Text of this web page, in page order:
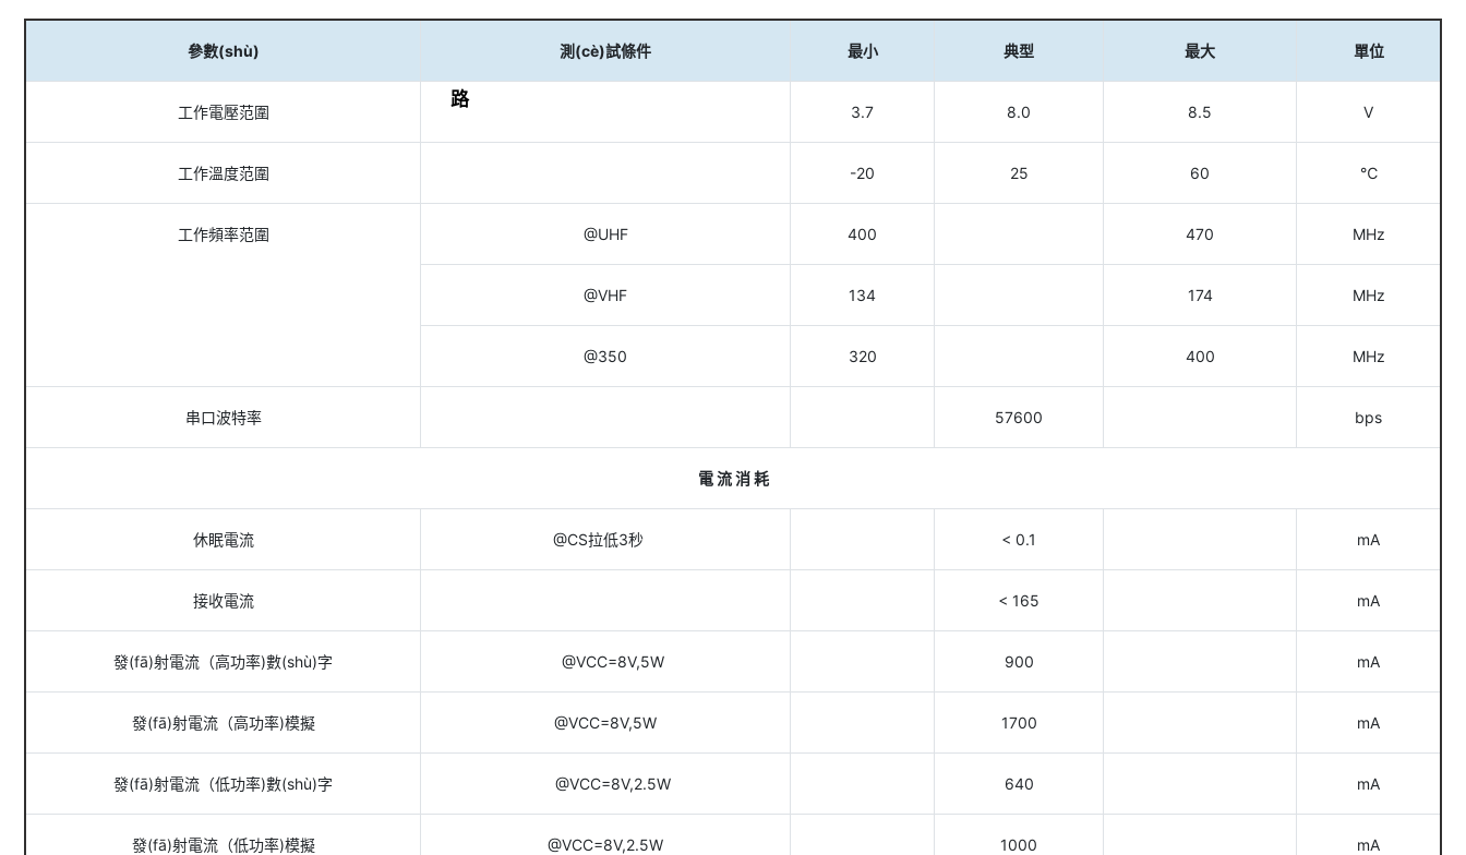
路
參數(shù) 測(cè)試條件 最小 典型 最大 單位
工作電壓范圍 3.7 8.0 8.5 V
工作溫度范圍 -20 25 60 ℃
工作頻率范圍 @UHF 400 470 MHz
@VHF 134 174 MHz
@350 320 400 MHz
串口波特率 57600 bps
電 流 消 耗
休眠電流 @CS拉低3秒 < 0.1 mA
接收電流 < 165 mA
發(fā)射電流（高功率)數(shù)字 @VCC=8V,5W 900 mA
發(fā)射電流（高功率)模擬 @VCC=8V,5W 1700 mA
發(fā)射電流（低功率)數(shù)字 @VCC=8V,2.5W 640 mA
發(fā)射電流（低功率)模擬 @VCC=8V,2.5W 1000 mA